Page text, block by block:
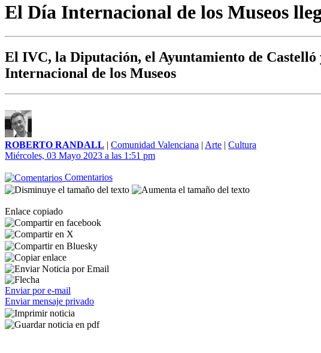
El Día Internacional de los Museos
El IVC, la Diputación, el Ayuntamiento de
Internacional de los Museos
ROBERTO RANDALL | Comunidad Valenciana | Arte | Cultura
Miércoles, 03 Mayo 2023 a las 1:51 pm
Comentarios
Enlace copiado
Enviar por e-mail
Enviar mensaje privado